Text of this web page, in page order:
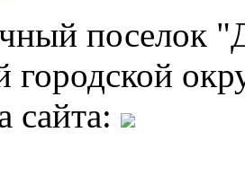
поселок
городской
сайта: